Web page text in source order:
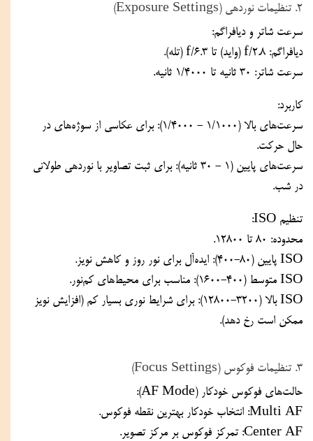
۲. تنظیمات نوردهی (Exposure Settings)
سرعت شاتر و دیافراگم:
دیافراگم: f/2.8 (واید) تا f/6.3 (تله).
سرعت شاتر: ۳۰ ثانیه تا ۱/۴۰۰۰ ثانیه.
کاربرد:
حال حرکت.
در شب.
تنظیم ISO:
محدوده: ۸۰ تا ۱۲۸۰۰.
ISO پایین (۸۰-۴۰۰): ایده‌آل برای نور روز و کاهش نویز.
ISO متوسط (۴۰۰-۱۶۰۰): مناسب برای محیط‌های کم‌نور.
ممکن است رخ دهد).
۳. تنظیمات فوکوس (Focus Settings)
حالت‌های فوکوس خودکار (AF Mode):
Multi AF: انتخاب خودکار بهترین نقطه فوکوس.
Center AF: تمرکز فوکوس بر مرکز تصویر.